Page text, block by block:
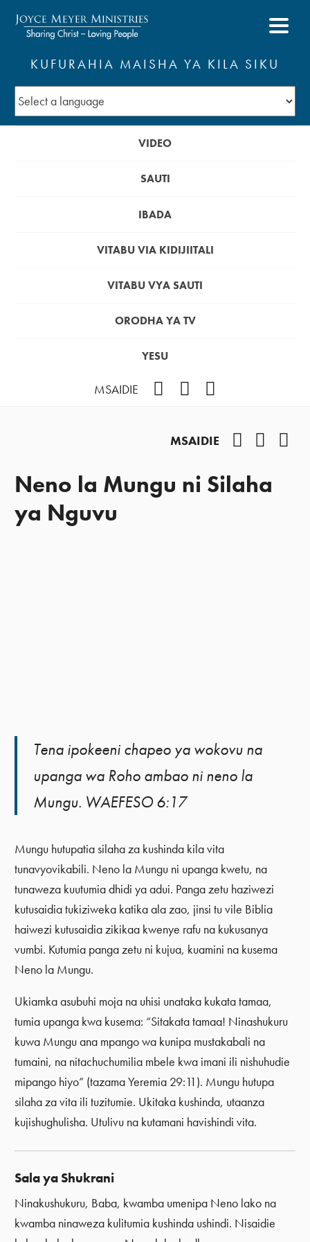
KUFURAHIA MAISHA YA KILA SIKU
VIDEO
SAUTI
IBADA
VITABU VIA KIDIJIITALI
VITABU VYA SAUTI
ORODHA YA TV
YESU
MSAIDIE
MSAIDIE
Neno la Mungu ni Silaha
ya Nguvu
Tena ipokeeni chapeo ya wokovu na
upanga wa Roho ambao ni neno la
Mungu. WAEFESO 6:17
Mungu hutupatia silaha za kushinda kila vita
tunavyovikabili. Neno la Mungu ni upanga kwetu, na
tunaweza kuutumia dhidi ya adui. Panga zetu haziwezi
kutusaidia tukiziweka katika ala zao, jinsi tu vile Biblia
haiwezi kutusaidia zikikaa kwenye rafu na kukusanya
vumbi. Kutumia panga zetu ni kujua, kuamini na kusema
Neno la Mungu.
Ukiamka asubuhi moja na uhisi unataka kukata tamaa,
tumia upanga kwa kusema: “Sitakata tamaa! Ninashukuru
kuwa Mungu ana mpango wa kunipa mustakabali na
tumaini, na nitachuchumilia mbele kwa imani ili nishuhudie
mipango hiyo” (tazama Yeremia 29:11). Mungu hutupa
silaha za vita ili tuzitumie. Ukitaka kushinda, utaanza
kujishughulisha. Utulivu na kutamani havishindi vita.
Sala ya Shukrani
Ninakushukuru, Baba, kwamba umenipa Neno lako na
kwamba ninaweza kulitumia kushinda ushindi. Nisaidie